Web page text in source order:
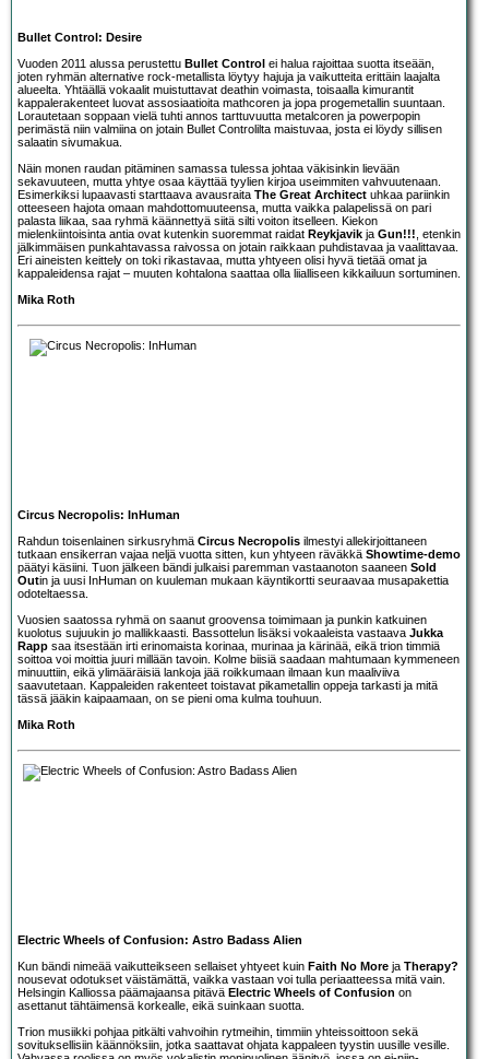
Bullet Control: Desire
Vuoden 2011 alussa perustettu Bullet Control ei halua rajoittaa suotta itseään,
joten ryhmän alternative rock-metallista löytyy hajuja ja vaikutteita erittäin laajalta
alueelta. Yhtäällä vokaalit muistuttavat deathin voimasta, toisaalla kimurantit
kappalerakenteet luovat assosiaatioita mathcoren ja jopa progemetallin suuntaan.
Lorautetaan soppaan vielä tuhti annos tarttuvuutta metalcoren ja powerpopin
perimästä niin valmiina on jotain Bullet Controlilta maistuvaa, josta ei löydy sillisen
salaatin sivumakua.
Näin monen raudan pitäminen samassa tulessa johtaa väkisinkin lievään
sekavuuteen, mutta yhtye osaa käyttää tyylien kirjoa useimmiten vahvuutenaan.
Esimerkiksi lupaavasti starttaava avausraita The Great Architect uhkaa pariinkin
otteeseen hajota omaan mahdottomuuteensa, mutta vaikka palapelissä on pari
palasta liikaa, saa ryhmä käännettyä siitä silti voiton itselleen. Kiekon
mielenkiintoisinta antia ovat kutenkin suoremmat raidat Reykjavik ja Gun!!! , etenkin
jälkimmäisen punkahtavassa raivossa on jotain raikkaan puhdistavaa ja vaalittavaa.
Eri aineisten keittely on toki rikastavaa, mutta yhtyeen olisi hyvä tietää omat ja
kappaleidensa rajat – muuten kohtalona saattaa olla liialliseen kikkailuun sortuminen.
Mika Roth
Circus Necropolis: InHuman
Rahdun toisenlainen sirkusryhmä Circus Necropolis ilmestyi allekirjoittaneen
tutkaan ensikerran vajaa neljä vuotta sitten, kun yhtyeen räväkkä Showtime-demo
päätyi käsiini. Tuon jälkeen bändi julkaisi paremman vastaanoton saaneen Sold
Outin ja uusi InHuman on kuuleman mukaan käyntikortti seuraavaa musapakettia
odoteltaessa.
Vuosien saatossa ryhmä on saanut groovensa toimimaan ja punkin katkuinen
kuolotus sujuukin jo mallikkaasti. Bassottelun lisäksi vokaaleista vastaava Jukka
Rapp saa itsestään irti erinomaista korinaa, murinaa ja kärinää, eikä trion timmiä
soittoa voi moittia juuri millään tavoin. Kolme biisiä saadaan mahtumaan kymmeneen
minuuttiin, eikä ylimääräisiä lankoja jää roikkumaan ilmaan kun maaliviiva
saavutetaan. Kappaleiden rakenteet toistavat pikametallin oppeja tarkasti ja mitä
tässä jääkin kaipaamaan, on se pieni oma kulma touhuun.
Mika Roth
Electric Wheels of Confusion: Astro Badass Alien
Kun bändi nimeää vaikutteikseen sellaiset yhtyeet kuin Faith No More ja Therapy?
nousevat odotukset väistämättä, vaikka vastaan voi tulla periaatteessa mitä vain.
Helsingin Kalliossa päämajaansa pitävä Electric Wheels of Confusion on
asettanut tähtäimensä korkealle, eikä suinkaan suotta.
Trion musiikki pohjaa pitkälti vahvoihin rytmeihin, timmiin yhteissoittoon sekä
sovituksellisiin käännöksiin, jotka saattavat ohjata kappaleen tyystin uusille vesille.